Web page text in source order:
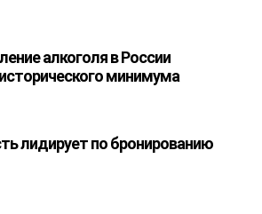
алкоголя в России
минимума
лидирует по бронированию